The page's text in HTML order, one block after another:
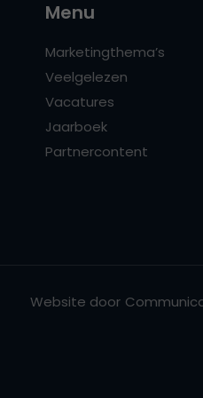
Menu
Marketingthema’s
Veelgelezen
Vacatures
Jaarboek
Partnercontent
Website door